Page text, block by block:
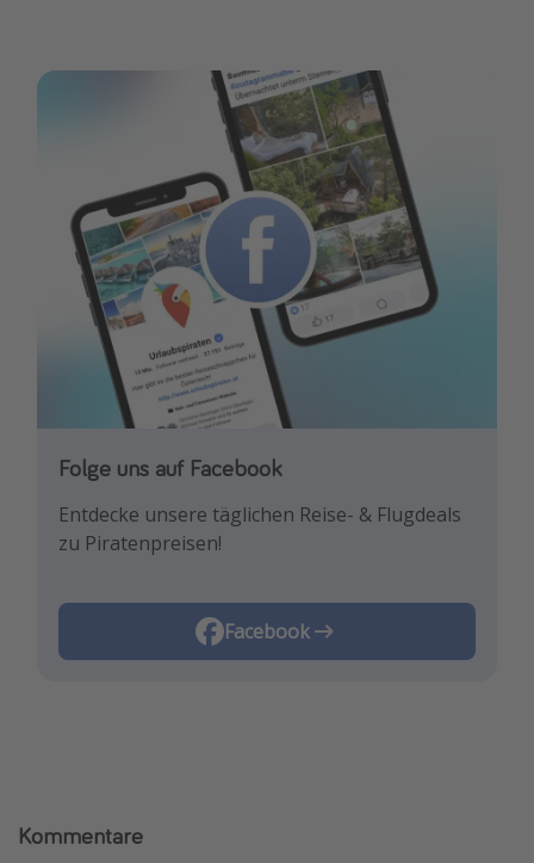
Folge uns auf Facebook
Entdecke unsere täglichen Reise- & Flugdeals
zu Piratenpreisen!
Facebook
Kommentare